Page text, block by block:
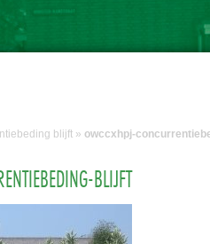
blijft » owccxhpj-
BLIJFT